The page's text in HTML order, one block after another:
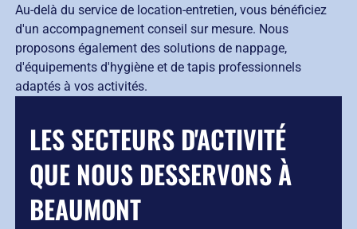
Au-delà du service de location-entretien, vous bénéficiez
d'un accompagnement conseil sur mesure. Nous
proposons également des solutions de nappage,
d'équipements d'hygiène et de tapis professionnels
adaptés à vos activités.
LES SECTEURS D'ACTIVITÉ
QUE NOUS DESSERVONS À
BEAUMONT